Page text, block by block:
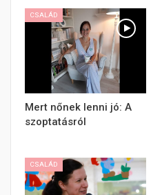
CSALÁD
Mert nőnek lenni jó: A
szoptatásról
CSALÁD